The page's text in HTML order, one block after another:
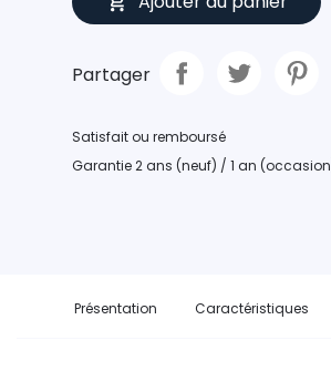
Partager
Satisfait ou remboursé
Garantie 2 ans (neuf) / 1 an
Présentation Caractéristiques